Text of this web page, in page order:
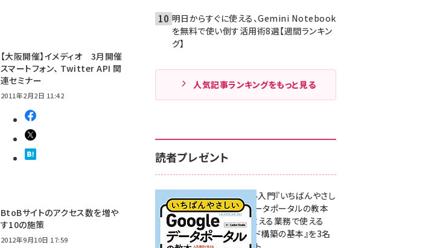
【大阪開催】イメディオ 3月開催
スマートフォン、 Twitter API 関
連セミナー
2011年2月2日 11:42
BtoBサイトのアクセス数を増や
す10の施策
2012年9月10日 17:59
明日からすぐに使える、Gemini Notebook
を無料で使い倒す活用術8選【週間ランキン
グ】
人気記事ランキングをもっと見る
読者プレゼント
無料BIツール入門『いちばんやさし
いGoogleデータポータルの教本
人気講師が教える業務で使える
ダッシュボード構築の基本』を3名